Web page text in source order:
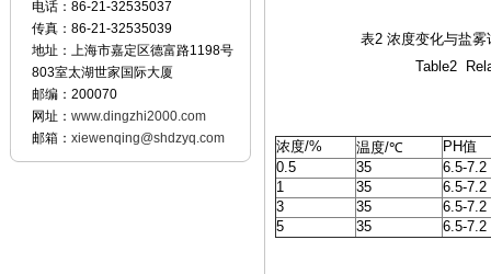
电话：86-21-32535037
传真：86-21-32535039
地址：上海市嘉定区德富路1198号
803室太湖世家国际大厦
邮编：200070
网址： www.dingzhi2000.com
邮箱： xiewenqing@shdzyq.com
表2 浓度变化与盐
Table2 Relationship of
浓度/% 温度/℃ PH值
0.5
35
6.5-7.2
1
35
6.5-7.2
3
35
6.5-7.2
5
35 6.5-7.2